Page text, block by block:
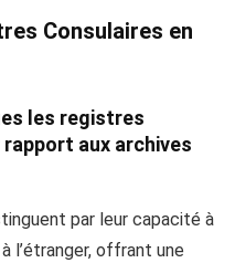
Consulaires en
les registres
aux archives
par leur capacité à
l’étranger, offrant une